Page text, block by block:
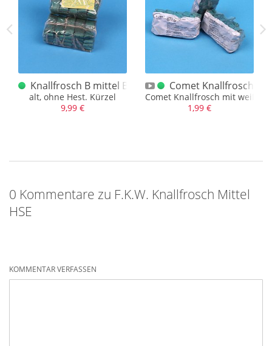
mittel 3-er
Knallfrosch B mittel BAM 1000
alt, ohne Hest. Kürzel
9,99 €
Comet Knallfrosch
Comet Knallfrosch mit
1,99 €
0 Kommentare zu F.K.W. Knallfrosch Mittel
HSE
KOMMENTAR VERFASSEN